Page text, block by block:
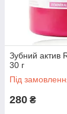
Зубний актив
30 г
Під
280 ₴